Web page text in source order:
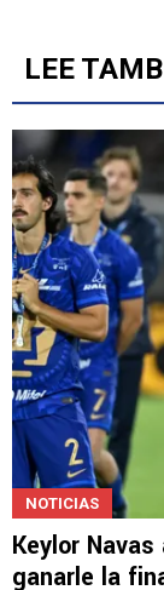
LEE
NOTICIAS
Keylor
ganarle la